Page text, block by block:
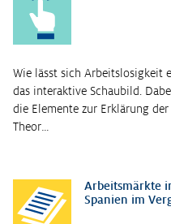
Wie lässt sich Arbeitslosigkeit
das interaktive Schaubild.
die Elemente zur Erklärung
Theor…
Arbeitsmärkte
Spanien im